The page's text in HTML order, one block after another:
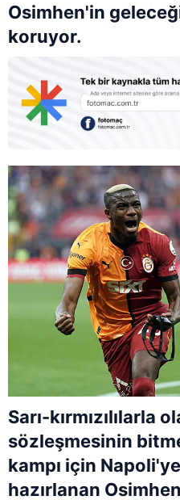
Osimhen'in
koruyor.
Sarı-kırmızılılarla
sözleşmesinin
kampı için
hazırlanan